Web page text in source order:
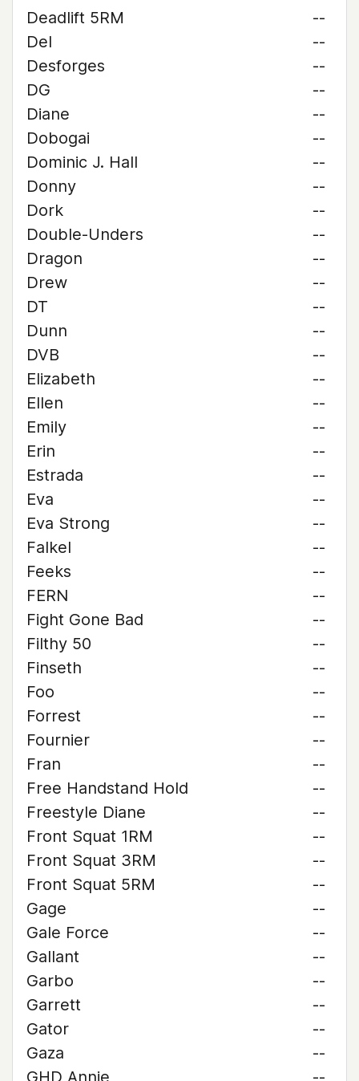
Deadlift 5RM
--
Del
--
Desforges
--
DG
--
Diane
--
Dobogai
--
Dominic J. Hall
--
Donny
--
Dork
--
Double-Unders
--
Dragon
--
Drew
--
DT
--
Dunn
--
DVB
--
Elizabeth
--
Ellen
--
Emily
--
Erin
--
Estrada
--
Eva
--
Eva Strong
--
Falkel
--
Feeks
--
FERN
--
Fight Gone Bad
--
Filthy 50
--
Finseth
--
Foo
--
Forrest
--
Fournier
--
Fran
--
Free Handstand Hold
--
Freestyle Diane
--
Front Squat 1RM
--
Front Squat 3RM
--
Front Squat 5RM
--
Gage
--
Gale Force
--
Gallant
--
Garbo
--
Garrett
--
Gator
--
Gaza
--
GHD Annie
--